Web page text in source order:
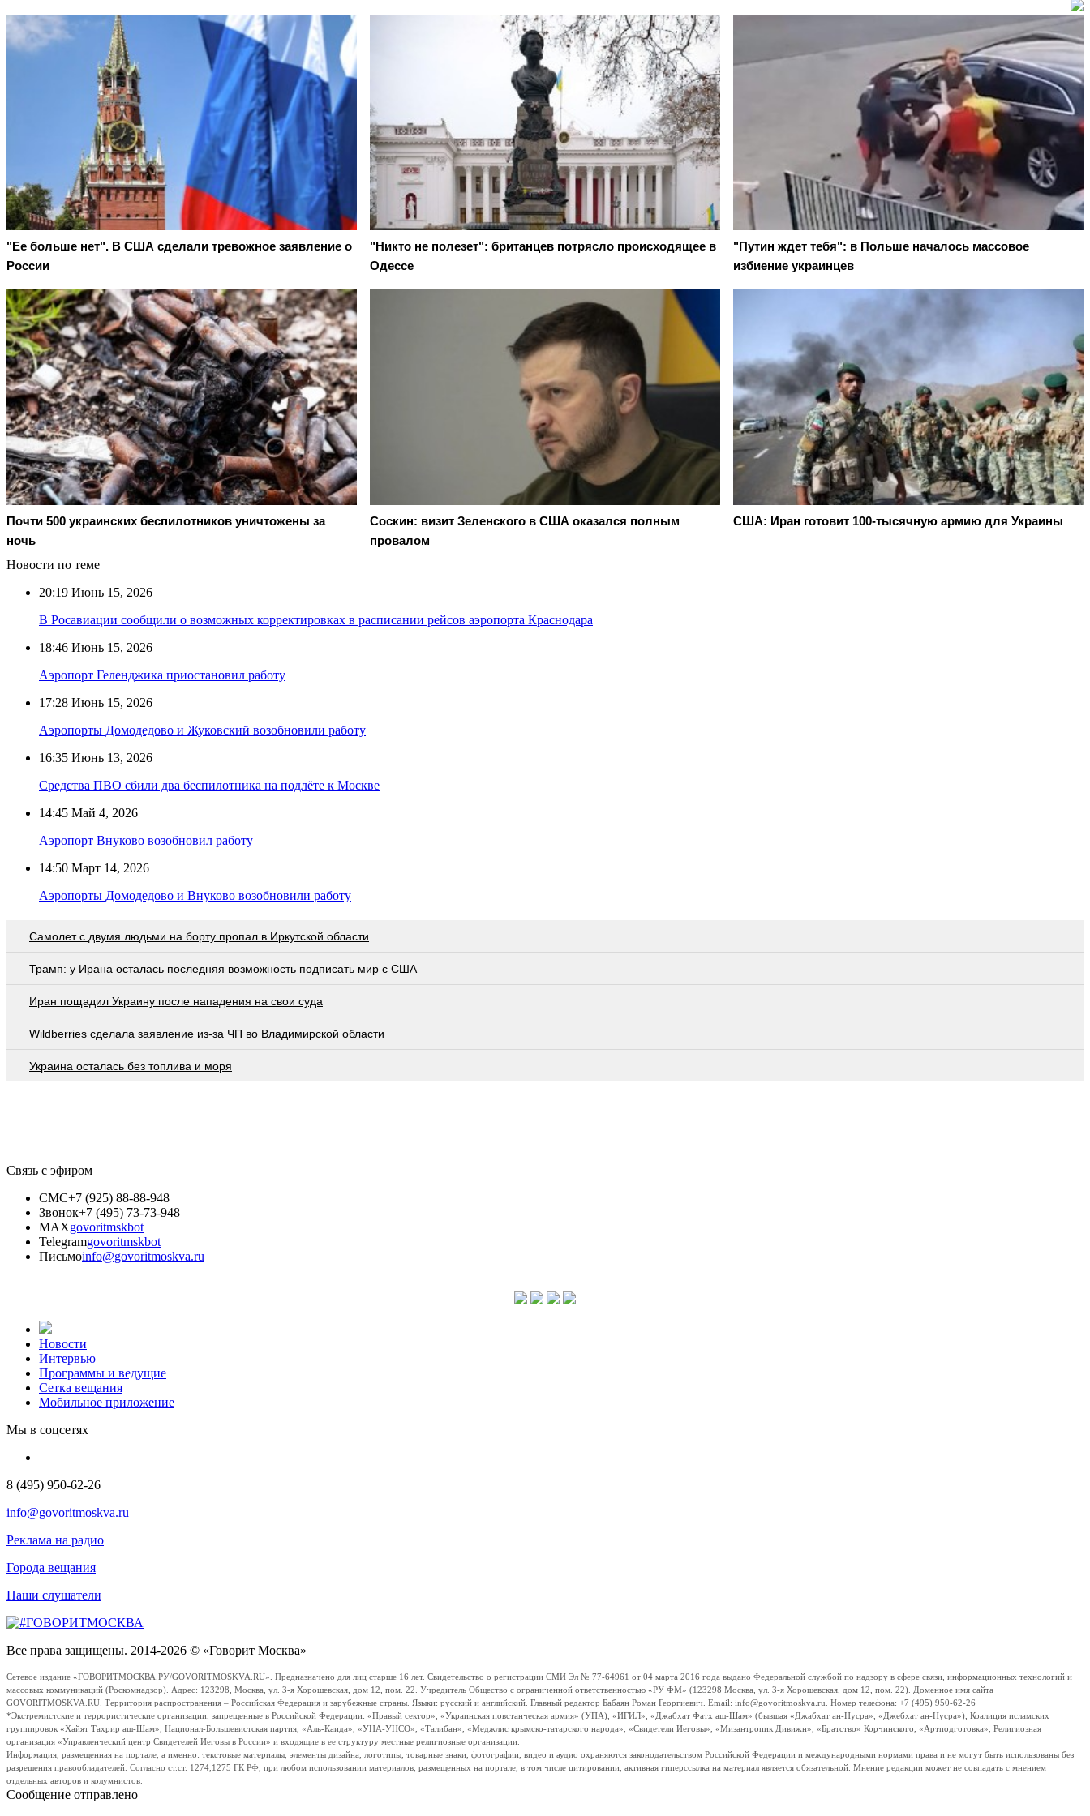
"Ее больше нет". В США сделали тревожное заявление о
России
"Никто не полезет": британцев потрясло происходящее в
Одессе
"Путин ждет тебя": в Польше началось массовое
избиение украинцев
Почти 500 украинских беспилотников уничтожены за
ночь
Соскин: визит Зеленского в США оказался полным
провалом
США: Иран готовит 100-тысячную армию для Украины
Новости по теме
20:19 Июнь 15, 2026
В Росавиации сообщили о возможных корректировках в расписании рейсов аэропорта Краснодара
18:46 Июнь 15, 2026
Аэропорт Геленджика приостановил работу
17:28 Июнь 15, 2026
Аэропорты Домодедово и Жуковский возобновили работу
16:35 Июнь 13, 2026
Средства ПВО сбили два беспилотника на подлёте к Москве
14:45 Май 4, 2026
Аэропорт Внуково возобновил работу
14:50 Март 14, 2026
Аэропорты Домодедово и Внуково возобновили работу
Самолет с двумя людьми на борту пропал в Иркутской области
Трамп: у Ирана осталась последняя возможность подписать мир с США
Иран пощадил Украину после нападения на свои суда
Wildberries cделала заявление из-за ЧП во Владимирской области
Украина осталась без топлива и моря
Связь с эфиром
СМС+7 (925) 88-88-948
Звонок+7 (495) 73-73-948
MAXgovoritmskbot
Telegramgovoritmskbot
Письмоinfo@govoritmoskva.ru
Новости
Интервью
Программы и ведущие
Сетка вещания
Мобильное приложение
Мы в соцсетях
8 (495) 950-62-26
info@govoritmoskva.ru
Реклама на радио
Города вещания
Наши слушатели
Все права защищены. 2014-2026 © «Говорит Москва»
Сетевое издание «ГОВОРИТМОСКВА.РУ/GOVORITMOSKVA.RU». Предназначено для лиц старше 16 лет. Свидетельство о регистрации СМИ Эл № 77-64961 от 04 марта 2016 года выдано Федеральной службой по надзору в сфере связи, информационных технологий и
массовых коммуникаций (Роскомнадзор). Адрес: 123298, Москва, ул. 3-я Хорошевская, дом 12, пом. 22. Учредитель Общество с ограниченной ответственностью «РУ ФМ» (123298 Москва, ул. 3-я Хорошевская, дом 12, пом. 22). Доменное имя сайта
GOVORITMOSKVA.RU. Территория распространения – Российская Федерация и зарубежные страны. Языки: русский и английский. Главный редактор Бабаян Роман Георгиевич. Email: info@govoritmoskva.ru. Номер телефона: +7 (495) 950-62-26
*Экстремистские и террористические организации, запрещенные в Российской Федерации: «Правый сектор», «Украинская повстанческая армия» (УПА), «ИГИЛ», «Джабхат Фатх аш-Шам» (бывшая «Джабхат ан-Нусра», «Джебхат ан-Нусра»), Коалиция исламских
группировок «Хайят Тахрир аш-Шам», Национал-Большевистская партия, «Аль-Каида», «УНА-УНСО», «Талибан», «Меджлис крымско-татарского народа», «Свидетели Иеговы», «Мизантропик Дивижн», «Братство» Корчинского, «Артподготовка», Религиозная
организация «Управленческий центр Свидетелей Иеговы в России» и входящие в ее структуру местные религиозные организации.
Информация, размещенная на портале, а именно: текстовые материалы, элементы дизайна, логотипы, товарные знаки, фотографии, видео и аудио охраняются законодательством Российской Федерации и международными нормами права и не могут быть использованы без
разрешения правообладателей. Согласно ст.ст. 1274,1275 ГК РФ, при любом использовании материалов, размещенных на портале, в том числе цитировании, активная гиперссылка на материал является обязательной. Мнение редакции может не совпадать с мнением
отдельных авторов и колумнистов.
Сообщение отправлено